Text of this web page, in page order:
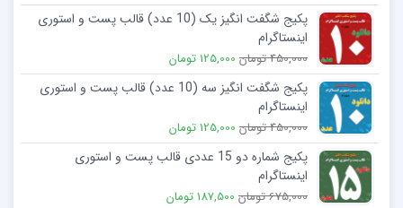
پکیج شگفت انگیز یک (10 عدد) قالب پست و استوری
اینستاگرام
450,000 تومان 125,000 تومان
پکیج شگفت انگیز سه (10 عدد) قالب پست و استوری
اینستاگرام
450,000 تومان 125,000 تومان
پکیج شماره دو 15 عددی قالب پست و استوری
اینستاگرام
675,000 تومان 187,500 تومان